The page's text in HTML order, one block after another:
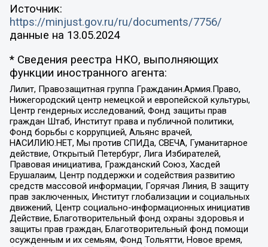
Источник:
https://minjust.gov.ru/ru/documents/7756/
данные на 13.05.2024
* Сведения реестра НКО, выполняющих
функции иностранного агента:
Лилит, Правозащитная группа Гражданин.Армия.Право,
Нижегородский центр немецкой и европейской культуры,
Центр гендерных исследований, Фонд защиты прав
граждан Штаб, Институт права и публичной политики,
Фонд борьбы с коррупцией, Альянс врачей,
НАСИЛИЮ.НЕТ, Мы против СПИДа, СВЕЧА, Гуманитарное
действие, Открытый Петербург, Лига Избирателей,
Правовая инициатива, Гражданский Союз, Хасдей
Ерушалаим, Центр поддержки и содействия развитию
средств массовой информации, Горячая Линия, В защиту
прав заключенных, Институт глобализации и социальных
движений, Центр социально-информационных инициатив
Действие, Благотворительный фонд охраны здоровья и
защиты прав граждан, Благотворительный фонд помощи
осужденным и их семьям, Фонд Тольятти, Новое время,